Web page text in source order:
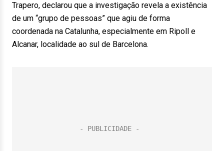
Trapero, declarou que a investigação revela a existência
de um “grupo de pessoas” que agiu de forma
coordenada na Catalunha, especialmente em Ripoll e
Alcanar, localidade ao sul de Barcelona.